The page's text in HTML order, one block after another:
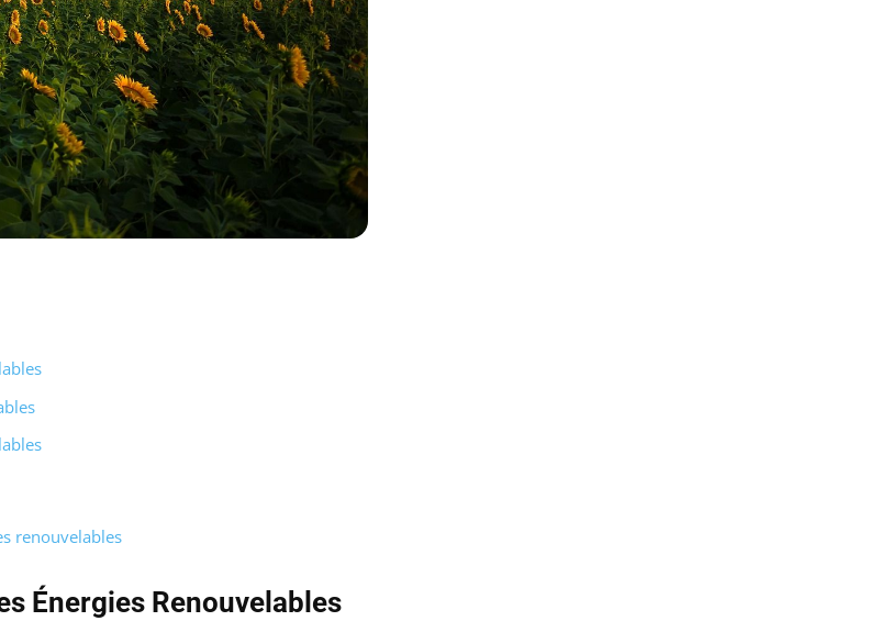
renouvelables
Énergies Renouvelables